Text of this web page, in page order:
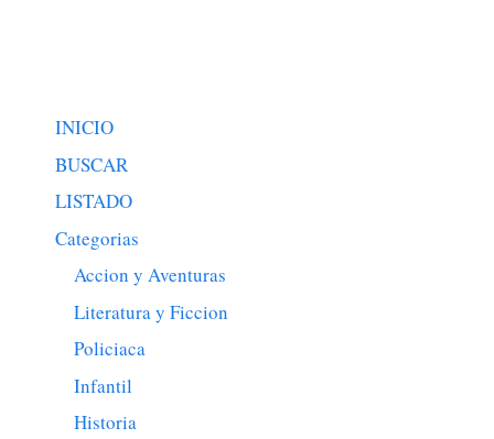
INICIO
BUSCAR
LISTADO
Categorias
Accion y Aventuras
Literatura y Ficcion
Policiaca
Infantil
Historia